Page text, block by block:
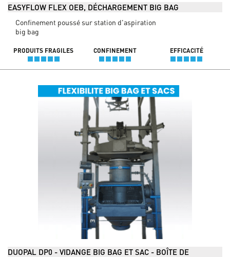
EASYFLOW FLEX OEB, DÉCHARGEMENT BIG BAG
Confinement poussé sur station d'aspiration
big bag
PRODUITS FRAGILES CONFINEMENT EFFICACITÉ
DUOPAL DP0 - VIDANGE BIG BAG ET SAC - BOÎTE DE